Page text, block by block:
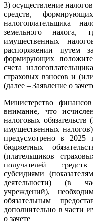
3) осуществление
средств,
налогоплательщика
земельного налога,
имущественных
распоряжении путем
формирующих
счета
страховых взносов и
(далее – Заявление о
Министерство
внимание, что
налоговых
имущественных
предусмотрено в 2025
бюджетных
(плательщиков
получателей
субсидиями
деятельности) (в
учреждений),
обязательным
дополнительно в части
о зачете.